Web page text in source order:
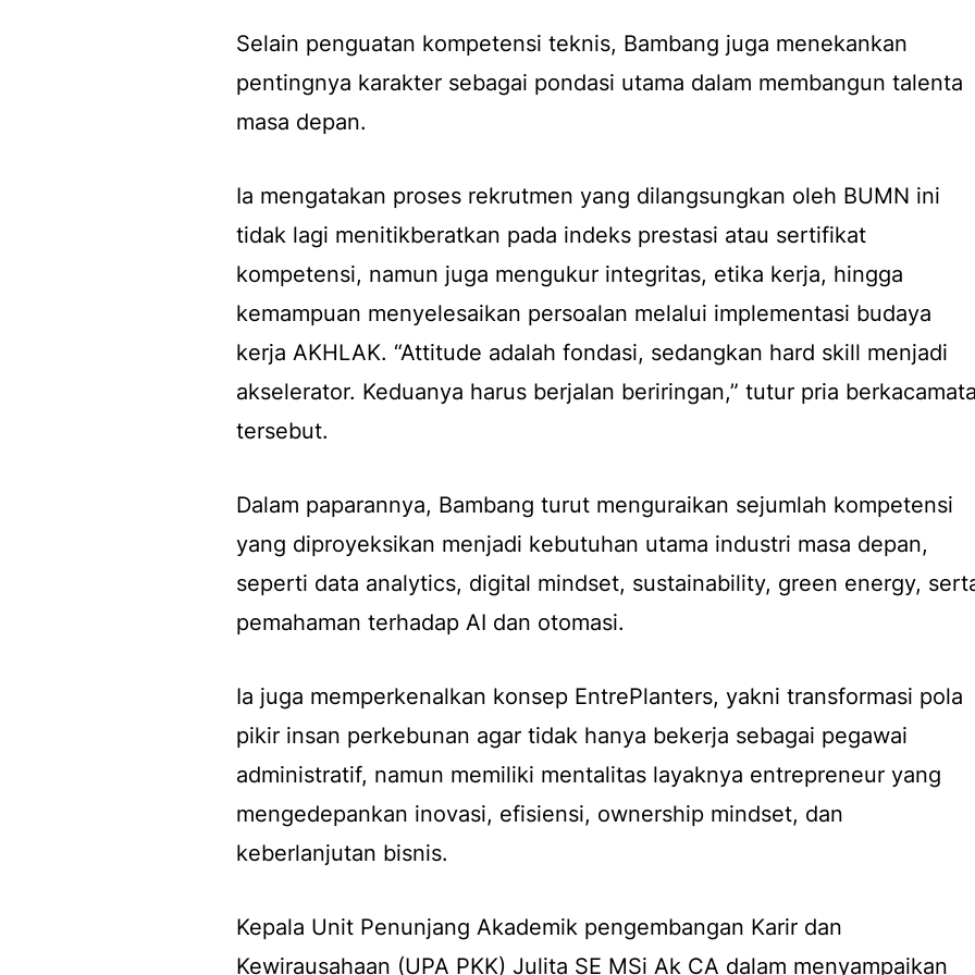
Selain penguatan kompetensi teknis, Bambang juga menekankan
pentingnya karakter sebagai pondasi utama dalam membangun talenta
masa depan.
Ia mengatakan proses rekrutmen yang dilangsungkan oleh BUMN ini
tidak lagi menitikberatkan pada indeks prestasi atau sertifikat
kompetensi, namun juga mengukur integritas, etika kerja, hingga
kemampuan menyelesaikan persoalan melalui implementasi budaya
kerja AKHLAK. “Attitude adalah fondasi, sedangkan hard skill menjadi
akselerator. Keduanya harus berjalan beriringan,” tutur pria
tersebut.
Dalam paparannya, Bambang turut menguraikan sejumlah kompetensi
yang diproyeksikan menjadi kebutuhan utama industri masa depan,
seperti data analytics, digital mindset, sustainability, green energy,
pemahaman terhadap AI dan otomasi.
Ia juga memperkenalkan konsep EntrePlanters, yakni transformasi pola
pikir insan perkebunan agar tidak hanya bekerja sebagai pegawai
administratif, namun memiliki mentalitas layaknya entrepreneur yang
mengedepankan inovasi, efisiensi, ownership mindset, dan
keberlanjutan bisnis.
Kepala Unit Penunjang Akademik pengembangan Karir dan
Kewirausahaan (UPA PKK) Julita SE MSi Ak CA dalam menyampaikan